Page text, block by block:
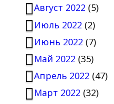
Август 2022 (5)
Июль 2022 (2)
Июнь 2022 (7)
Май 2022 (35)
Апрель 2022 (47)
Март 2022 (32)